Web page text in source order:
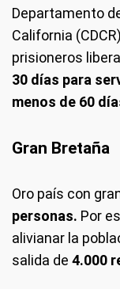
Departamento
California
prisioneros
30 días para
menos de 60
Gran Bretaña
Oro país con
personas. Por
alivianar la
salida de 4.000